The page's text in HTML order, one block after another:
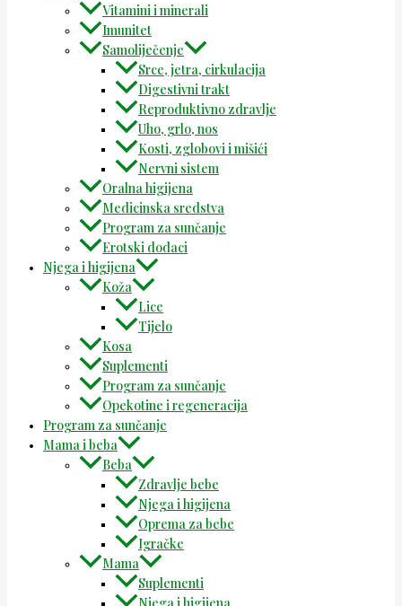
Vitamini i minerali
Imunitet
Samoliječenje
Srce, jetra, cirkulacija
Digestivni trakt
Reproduktivno zdravlje
Uho, grlo, nos
Kosti, zglobovi i mišići
Nervni sistem
Oralna higijena
Medicinska sredstva
Program za sunčanje
Erotski dodaci
Njega i higijena
Koža
Lice
Tijelo
Kosa
Suplementi
Program za sunčanje
Opekotine i regeneracija
Program za sunčanje
Mama i beba
Beba
Zdravlje bebe
Njega i higijena
Oprema za bebe
Igračke
Mama
Suplementi